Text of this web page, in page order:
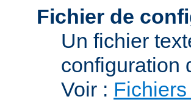
Fichier de
Un fichier
configuration
Voir :